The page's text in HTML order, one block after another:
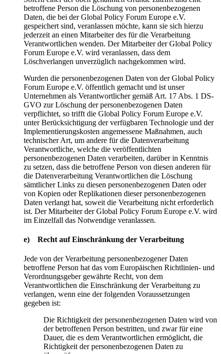
betroffene Person die Löschung von personenbezogenen
Daten, die bei der Global Policy Forum Europe e.V.
gespeichert sind, veranlassen möchte, kann sie sich hierzu
jederzeit an einen Mitarbeiter des für die Verarbeitung
Verantwortlichen wenden. Der Mitarbeiter der Global Policy
Forum Europe e.V. wird veranlassen, dass dem
Löschverlangen unverzüglich nachgekommen wird.
Wurden die personenbezogenen Daten von der Global Policy
Forum Europe e.V. öffentlich gemacht und ist unser
Unternehmen als Verantwortlicher gemäß Art. 17 Abs. 1 DS-
GVO zur Löschung der personenbezogenen Daten
verpflichtet, so trifft die Global Policy Forum Europe e.V.
unter Berücksichtigung der verfügbaren Technologie und der
Implementierungskosten angemessene Maßnahmen, auch
technischer Art, um andere für die Datenverarbeitung
Verantwortliche, welche die veröffentlichten
personenbezogenen Daten verarbeiten, darüber in Kenntnis
zu setzen, dass die betroffene Person von diesen anderen für
die Datenverarbeitung Verantwortlichen die Löschung
sämtlicher Links zu diesen personenbezogenen Daten oder
von Kopien oder Replikationen dieser personenbezogenen
Daten verlangt hat, soweit die Verarbeitung nicht erforderlich
ist. Der Mitarbeiter der Global Policy Forum Europe e.V. wird
im Einzelfall das Notwendige veranlassen.
e) Recht auf Einschränkung der Verarbeitung
Jede von der Verarbeitung personenbezogener Daten
betroffene Person hat das vom Europäischen Richtlinien- und
Verordnungsgeber gewährte Recht, von dem
Verantwortlichen die Einschränkung der Verarbeitung zu
verlangen, wenn eine der folgenden Voraussetzungen
gegeben ist:
Die Richtigkeit der personenbezogenen Daten wird von
der betroffenen Person bestritten, und zwar für eine
Dauer, die es dem Verantwortlichen ermöglicht, die
Richtigkeit der personenbezogenen Daten zu